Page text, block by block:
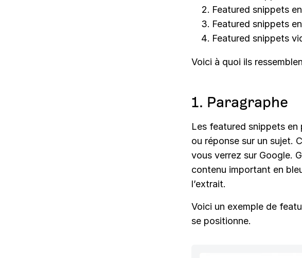
Featured snippets
Featured snippets
Featured snippets
Voici à quoi ils
1. Paragraphe
Les featured snippets
ou réponse sur un sujet.
vous verrez sur Google.
contenu important en
l’extrait.
Voici un exemple de
se positionne.